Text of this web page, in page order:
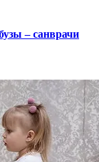
– санврачи